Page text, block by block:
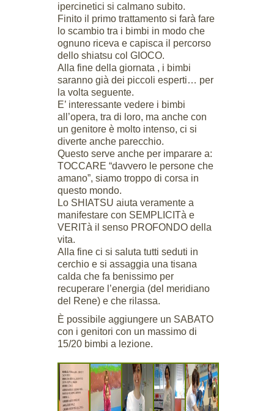
ipercinetici si calmano subito.
Finito il primo trattamento si farà fare
lo scambio tra i bimbi in modo che
ognuno riceva e capisca il percorso
dello shiatsu col GIOCO.
Alla fine della giornata , i bimbi
saranno già dei piccoli esperti… per
la volta seguente.
E’ interessante vedere i bimbi
all’opera, tra di loro, ma anche con
un genitore è molto intenso, ci si
diverte anche parecchio.
Questo serve anche per imparare a:
TOCCARE “davvero le persone che
amano”, siamo troppo di corsa in
questo mondo.
Lo SHIATSU aiuta veramente a
manifestare con SEMPLICITà e
VERITà il senso PROFONDO della
vita.
Alla fine ci si saluta tutti seduti in
cerchio e si assaggia una tisana
calda che fa benissimo per
recuperare l’energia (del meridiano
del Rene) e che rilassa.
È possibile aggiungere un SABATO
con i genitori con un massimo di
15/20 bimbi a lezione.